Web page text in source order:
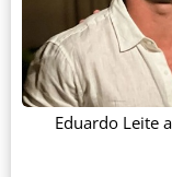
Eduardo Leite